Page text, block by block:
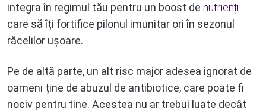
integra în regimul tău pentru un boost de nutrienți
care să îți fortifice pilonul imunitar ori în sezonul
răcelilor ușoare.
Pe de altă parte, un alt risc major adesea ignorat de
oameni ține de abuzul de antibiotice, care poate fi
nociv pentru tine. Acestea nu ar trebui luate decât